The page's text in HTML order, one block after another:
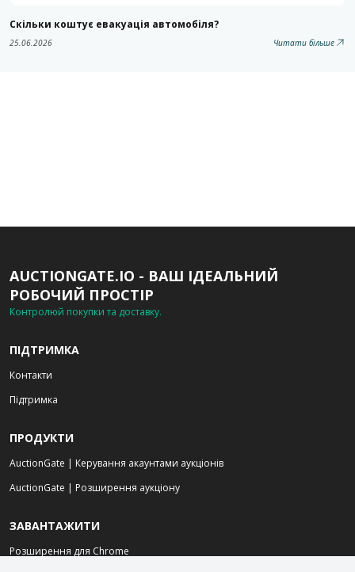
Скільки коштує евакуація автомобіля?
25.06.2026 Читати більше
AUCTIONGATE.IO - ВАШ ІДЕАЛЬНИЙ
РОБОЧИЙ ПРОСТІР
Контролюй покупки та доставку.
ПІДТРИМКА
Контакти
Підтримка
ПРОДУКТИ
AuctionGate | Керування акаунтами аукціонів
AuctionGate | Розширення аукціону
ЗАВАНТАЖИТИ
Розширення для Chrome